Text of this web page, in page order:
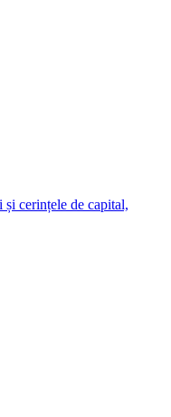
cerințele de capital,